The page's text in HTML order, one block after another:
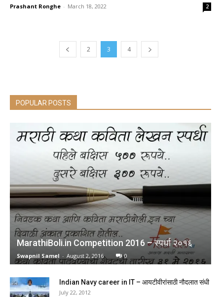
Prashant Ronghe - March 18, 2022 2
2 3 4
POPULAR POSTS
MarathiBoli.in Competition 2016 – स्पर्धा २०१६
Swapnil Samel - August 2, 2016 0
Indian Navy career in IT – आयटीवीरांसाठी नौदलात संधी
July 22, 2012